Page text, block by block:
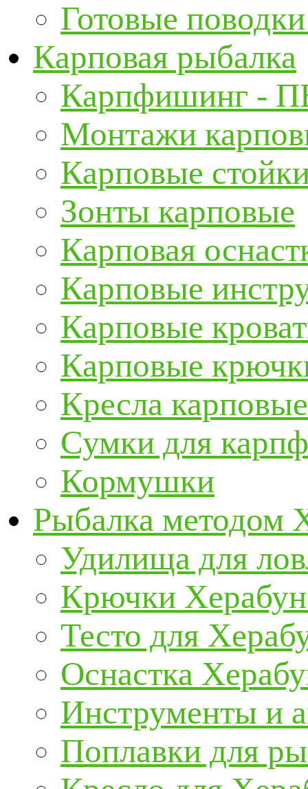
Готовые
Карповая рыбалка
Карпфишинг -
Монтажи
Карповые
Зонты карповые
Карповая
Карповые
Карповые
Карповые
Кресла карповые
Сумки для
Кормушки
Рыбалка методом
Удилища для
Крючки
Тесто для
Оснастка
Инструменты и
Поплавки для